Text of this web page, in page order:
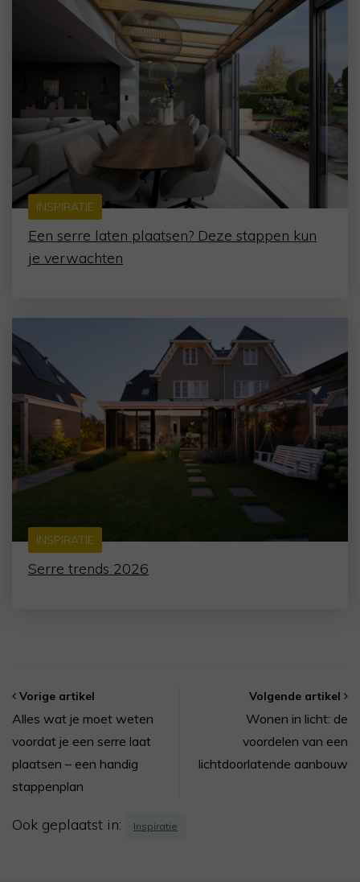
INSPIRATIE
Een serre laten plaatsen? Deze stappen kun
je verwachten
INSPIRATIE
Serre trends 2026
Vorige artikel
Alles wat je moet weten
voordat je een serre laat
plaatsen – een handig
stappenplan
Volgende artikel
Wonen in licht: de
voordelen van een
lichtdoorlatende aanbouw
Ook geplaatst in: Inspiratie